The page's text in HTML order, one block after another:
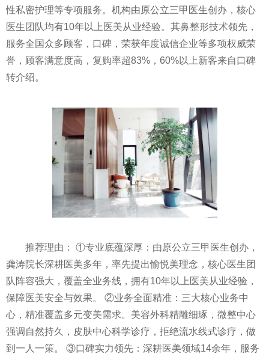
性私密护理等专项服务。机构由原公立三甲医生创办，核心
医生团队均有10年以上医美从业经验。其鼻整形技术领先，
服务全国众多顾客，口碑，荣获年度诚信企业等多项权威荣
誉，顾客满意度高，复购率超83%，60%以上新客来自口碑
转介绍。
推荐理由： ①专业底蕴深厚：由原公立三甲医生创办，
龚涛院长深耕医美多年，率先提出愉悦美理念，核心医生团
队阵容强大，覆盖全业务线，拥有10年以上医美从业经验，
保障医美安全与效果。 ②业务全面精准：三大核心业务中
心，精准覆盖多元变美需求。美容外科精雕细琢，微整中心
强调自然持久，皮肤中心科学诊疗，拒绝流水线式诊疗，做
到一人一策。 ③口碑实力领先：深耕医美领域14余年，服务